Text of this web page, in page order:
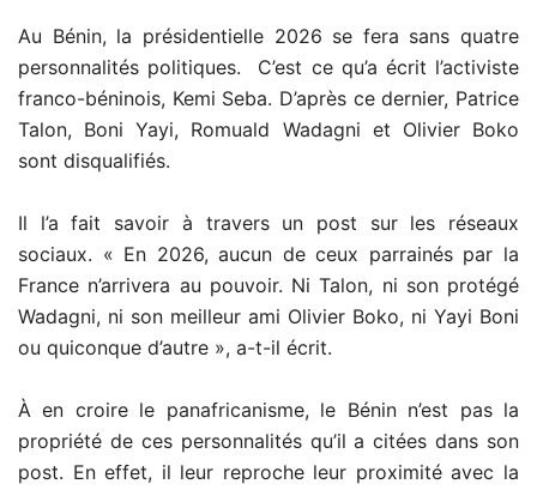
Au Bénin, la présidentielle 2026 se fera sans quatre
personnalités politiques. C’est ce qu’a écrit l’activiste
franco-béninois, Kemi Seba. D’après ce dernier, Patrice
Talon, Boni Yayi, Romuald Wadagni et Olivier Boko
sont disqualifiés.
Il l’a fait savoir à travers un post sur les réseaux
sociaux. « En 2026, aucun de ceux parrainés par la
France n’arrivera au pouvoir. Ni Talon, ni son protégé
Wadagni, ni son meilleur ami Olivier Boko, ni Yayi Boni
ou quiconque d’autre », a-t-il écrit.
À en croire le panafricanisme, le Bénin n’est pas la
propriété de ces personnalités qu’il a citées dans son
post. En effet, il leur reproche leur proximité avec la